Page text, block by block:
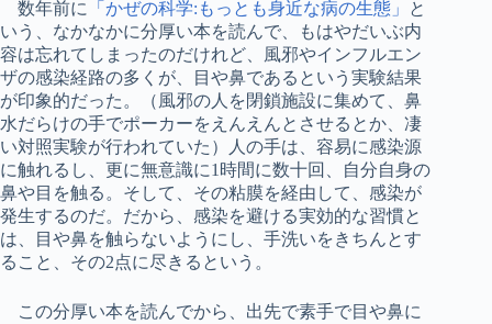
数年前に 「かぜの科学:もっとも身近な病の生態」
と
いう、なかなかに分厚い本を読んで、もはやだいぶ内
容は忘れてしまったのだけれど、風邪やインフルエン
ザの感染経路の多くが、目や鼻であるという実験結果
が印象的だった。（風邪の人を閉鎖施設に集めて、鼻
水だらけの手でポーカーをえんえんとさせるとか、凄
い対照実験が行われていた）人の手は、容易に感染源
に触れるし、更に無意識に1時間に数十回、自分自身の
鼻や目を触る。そして、その粘膜を経由して、感染が
発生するのだ。だから、感染を避ける実効的な習慣と
は、目や鼻を触らないようにし、手洗いをきちんとす
ること、その2点に尽きるという。
この分厚い本を読んでから、出先で素手で目や鼻に